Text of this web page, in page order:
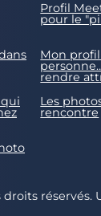
Profil
pour le
Mon profil
rendre
Les
rencontre
réservés.